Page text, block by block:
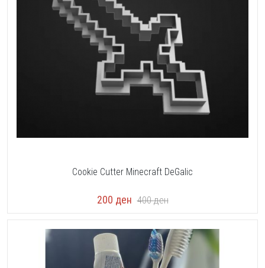
Cookie Cutter Minecraft DeGalic
200 ден 400ден